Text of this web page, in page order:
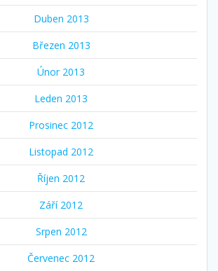
Duben 2013
Březen 2013
Únor 2013
Leden 2013
Prosinec 2012
Listopad 2012
Říjen 2012
Září 2012
Srpen 2012
Červenec 2012